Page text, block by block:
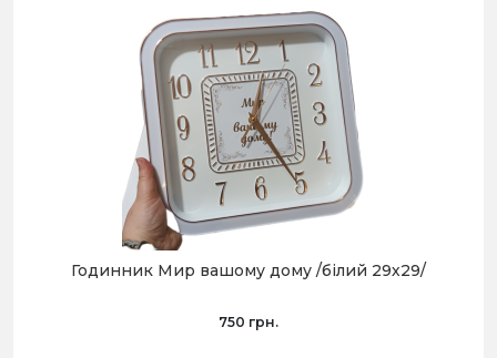
Годинник Мир вашому дому /білий 29х29/
750 грн.